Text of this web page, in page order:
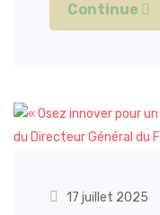
Continue
17 juillet 2025